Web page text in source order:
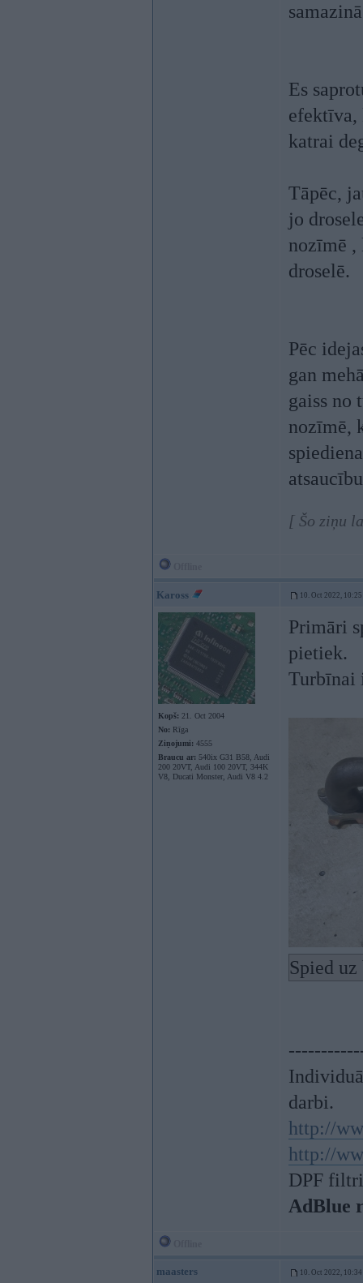
Es
efektīva,
katrai
Tāpēc,
jo
nozīmē ,
droselē.
Pēc
gan
gaiss no
nozīmē,
[ Šo ziņu
Kaross 10. Oct 2022, 10:25
Kopš: 21. Oct 2004
No: Rīga
Ziņojumi: 4555
Braucu ar: 540ix G31 B58, Audi
200 20VT, Audi 100 20VT, 344K
V8, Ducati Monster, Audi V8 4.2
Primāri
pietiek.
Turbīnai
Spied
darbi.
http://
http://
DPF
AdBlue
maasters 10. Oct 2022, 10:34